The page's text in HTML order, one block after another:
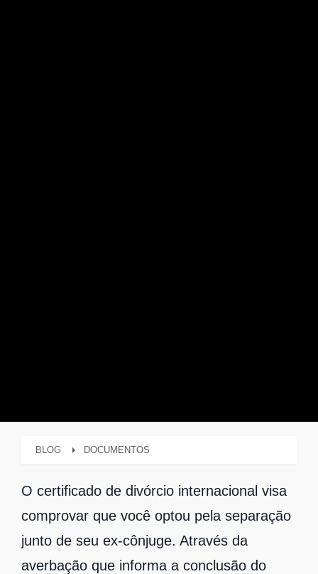
BLOG DOCUMENTOS
O certificado de divórcio internacional visa
comprovar que você optou pela separação
junto de seu ex-cônjuge. Através da
averbação que informa a conclusão do